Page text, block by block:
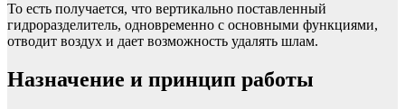
То есть получается, что вертикально поставленный
гидроразделитель, одновременно с основными функциями,
отводит воздух и дает возможность удалять шлам.
Назначение и принцип работы